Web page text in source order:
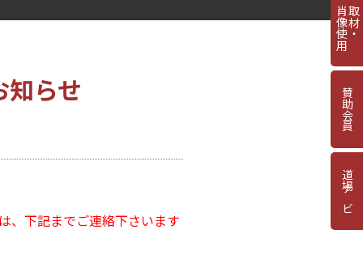
取材・
肖像使用
賛助会員
道場ナビ
らせ
、下記までご連絡下さいます